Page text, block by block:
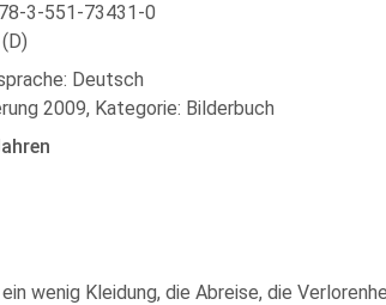
3-551-73431-0
Deutsch
2009, Kategorie: Bilderbuch
wenig Kleidung, die Abreise, die